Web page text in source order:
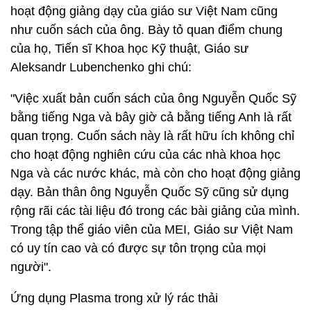
hoạt động giảng dạy của giáo sư Việt Nam cũng
như cuốn sách của ông. Bày tỏ quan điểm chung
của họ, Tiến sĩ Khoa học Kỹ thuật, Giáo sư
Aleksandr Lubenchenko ghi chú:
"Việc xuất bản cuốn sách của ông Nguyễn Quốc Sỹ
bằng tiếng Nga và bây giờ cả bằng tiếng Anh là rất
quan trọng. Cuốn sách này là rất hữu ích không chỉ
cho hoạt động nghiên cứu của các nhà khoa học
Nga và các nước khác, mà còn cho hoạt động giảng
dạy. Bản thân ông Nguyễn Quốc Sỹ cũng sử dụng
rộng rãi các tài liệu đó trong các bài giảng của mình.
Trong tập thể giáo viên của MEI, Giáo sư Việt Nam
có uy tín cao và có được sự tôn trọng của mọi
người".
Ứng dụng Plasma trong xử lý rác thải